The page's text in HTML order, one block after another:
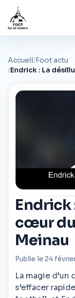
Accueil/Foot actu
/Endrick : La
Endrick
cœur
Meinau
Publie le 24
La magie
s’effacer